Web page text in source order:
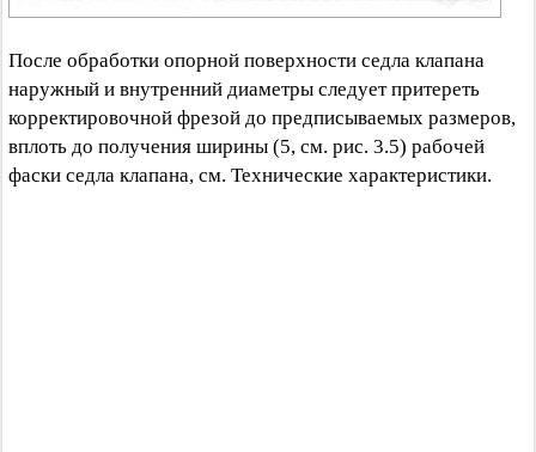
После обработки опорной поверхности седла клапана
наружный и внутренний диаметры следует притереть
корректировочной фрезой до предписываемых размеров,
вплоть до получения ширины (5, см. рис. 3.5) рабочей
фаски седла клапана, см. Технические характеристики.